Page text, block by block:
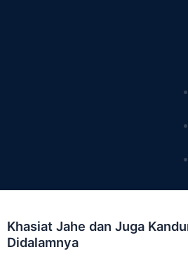
Khasiat Jahe dan Juga
Didalamnya